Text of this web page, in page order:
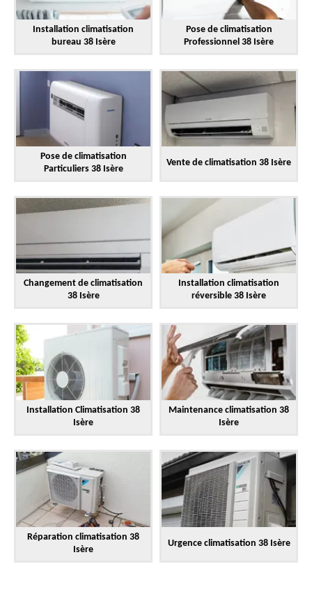
Installation climatisation
bureau 38 Isère
Pose de climatisation
Professionnel 38 Isère
Pose de climatisation
Particuliers 38 Isère
Vente de climatisation 38 Isère
Changement de climatisation
38 Isère
Installation climatisation
réversible 38 Isère
Installation Climatisation 38
Isère
Maintenance climatisation 38
Isère
Réparation climatisation 38
Isère
Urgence climatisation 38 Isère